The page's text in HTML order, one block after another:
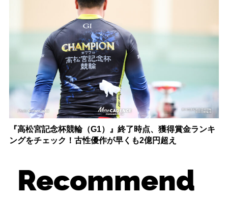
『高松宮記念杯競輪（G1）』終了時点、獲得賞金ランキ
ングをチェック！古性優作が早くも2億円超え
Recommend